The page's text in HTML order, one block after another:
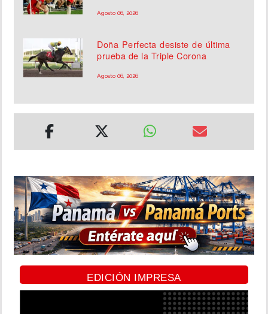
Agosto 06, 2026
Doña Perfecta desiste de última
prueba de la Triple Corona
Agosto 06, 2026
EDICIÓN IMPRESA